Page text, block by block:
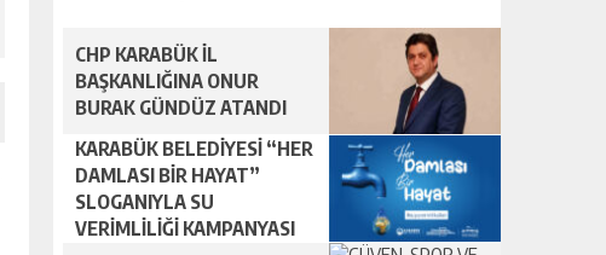
CHP KARABÜK İL
BAŞKANLIĞINA ONUR
BURAK GÜNDÜZ ATANDI
KARABÜK BELEDİYESİ “HER
DAMLASI BİR HAYAT”
SLOGANIYLA SU
VERİMLİLİĞİ KAMPANYASI